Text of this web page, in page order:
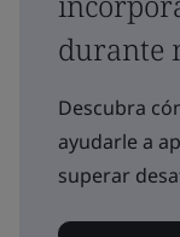
durante
Descubra
ayudarle a
superar